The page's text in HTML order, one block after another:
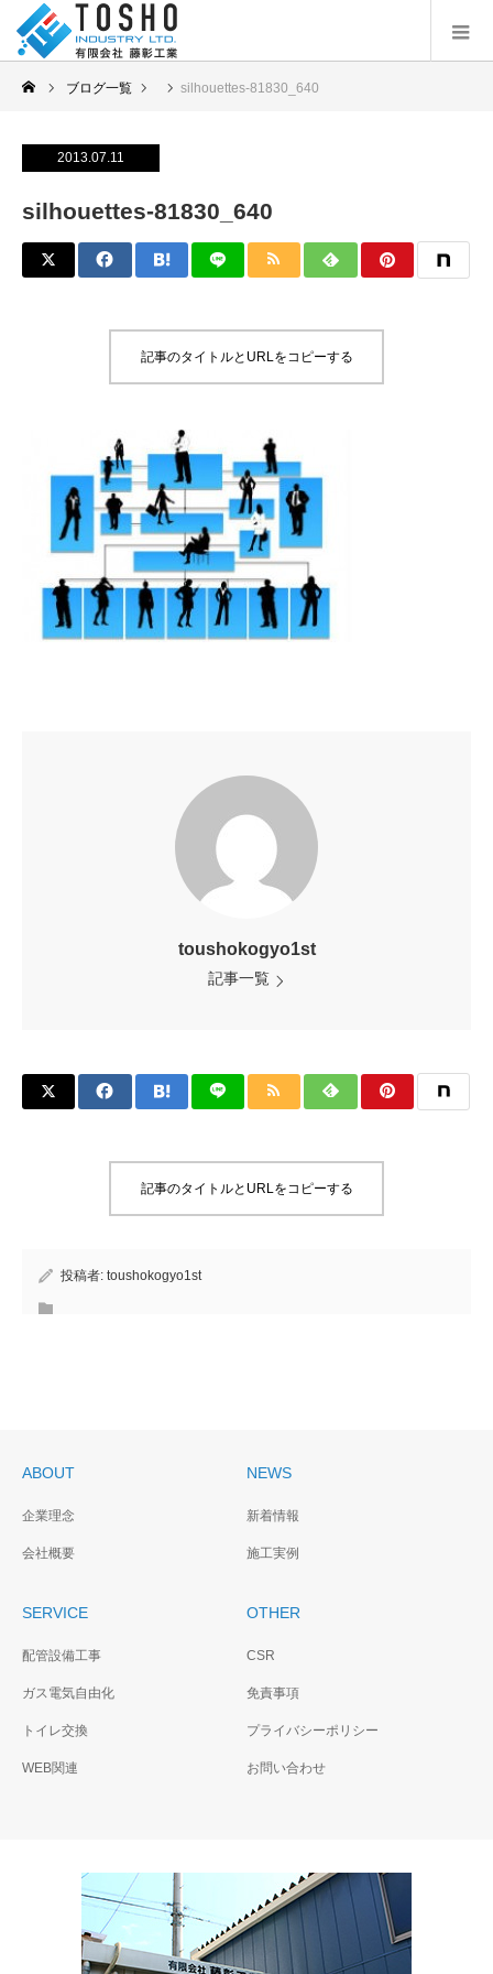
ブログ一覧 silhouettes-81830_640
2013.07.11
silhouettes-81830_640
記事のタイトルとURLをコピーする
toushokogyo1st
記事一覧
記事のタイトルとURLをコピーする
投稿者: toushokogyo1st
ABOUT
企業理念
会社概要
NEWS
新着情報
施工実例
SERVICE
配管設備工事
ガス電気自由化
トイレ交換
WEB関連
OTHER
CSR
免責事項
プライバシーポリシー
お問い合わせ